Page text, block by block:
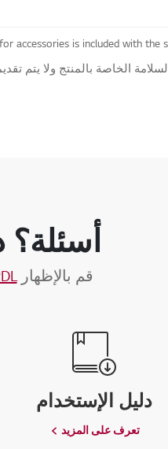
accessories is included with
الخاصة بالمنتج ولا يتم
قم بالإظهار
دليل الإستخدام
تعرف على المزيد